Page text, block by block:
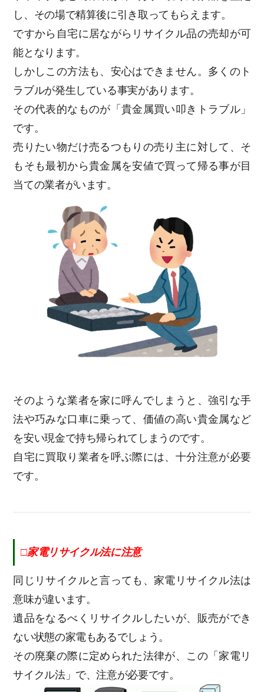
し、その場で精算後に引き取ってもらえます。
ですから自宅に居ながらリサイクル品の売却が可
能となります。
しかしこの方法も、安心はできません。多くのト
ラブルが発生している事実があります。
その代表的なものが「貴金属買い叩きトラブル」
です。
売りたい物だけ売るつもりの売り主に対して、そ
もそも最初から貴金属を安値で買って帰る事が目
当ての業者がいます。
そのような業者を家に呼んでしまうと、強引な手
法や巧みな口車に乗って、価値の高い貴金属など
を安い現金で持ち帰られてしまうのです。
自宅に買取り業者を呼ぶ際には、十分注意が必要
です。
□家電リサイクル法に注意
同じリサイクルと言っても、家電リサイクル法は
意味が違います。
遺品をなるべくリサイクルしたいが、販売ができ
ない状態の家電もあるでしょう。
その廃棄の際に定められた法律が、この「家電リ
サイクル法」で、注意が必要です。